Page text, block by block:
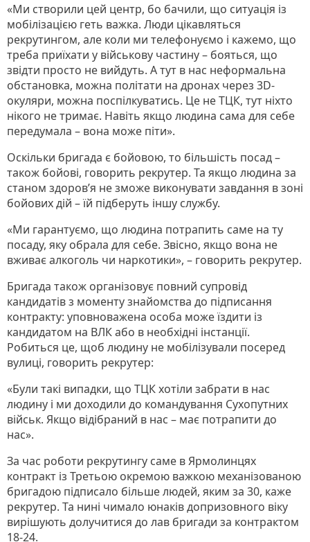
«Ми створили цей центр, бо бачили, що ситуація із
мобілізацією геть важка. Люди цікавляться
рекрутингом, але коли ми телефонуємо і кажемо, що
треба приїхати у військову частину – бояться, що
звідти просто не вийдуть. А тут в нас неформальна
обстановка, можна політати на дронах через 3D-
окуляри, можна поспілкуватись. Це не ТЦК, тут ніхто
нікого не тримає. Навіть якщо людина сама для себе
передумала – вона може піти».
Оскільки бригада є бойовою, то більшість посад –
також бойові, говорить рекрутер. Та якщо людина за
станом здоров’я не зможе виконувати завдання в зоні
бойових дій – їй підберуть іншу службу.
«Ми гарантуємо, що людина потрапить саме на ту
посаду, яку обрала для себе. Звісно, якщо вона не
вживає алкоголь чи наркотики», – говорить рекрутер.
Бригада також організовує повний супровід
кандидатів з моменту знайомства до підписання
контракту: уповноважена особа може їздити із
кандидатом на ВЛК або в необхідні інстанції.
Робиться це, щоб людину не мобілізували посеред
вулиці, говорить рекрутер:
«Були такі випадки, що ТЦК хотіли забрати в нас
людину і ми доходили до командування Сухопутних
військ. Якщо відібраний в нас – має потрапити до
нас».
За час роботи рекрутингу саме в Ярмолинцях
контракт із Третьою окремою важкою механізованою
бригадою підписало більше людей, яким за 30, каже
рекрутер. Та нині чимало юнаків допризовного віку
вирішують долучитися до лав бригади за контрактом
18-24.